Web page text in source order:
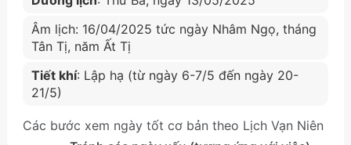
Âm lịch: 16/04/2025 tức ngày Nhâm Ngọ, tháng
Tân Tị, năm Ất Tị
Tiết khí: Lập hạ (từ ngày 6-7/5 đến ngày 20-
21/5)
Các bước xem ngày tốt cơ bản theo Lịch Vạn Niên